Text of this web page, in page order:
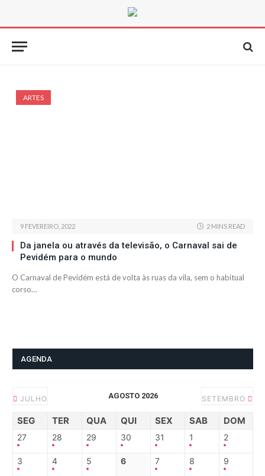
ARTES
9 FEVEREIRO, 2022 2 MINS READ
Da janela ou através da televisão, o Carnaval sai de
Pevidém para o mundo
O Carnaval de Pevidém está de volta às ruas da vila, sem o habitual
corso…
AGENDA
JULHO AGOSTO 2026 SETEMBRO
SEG TER QUA QUI SEX SAB DOM
27 28 29 30 31 1 2
3 4 5 6 7 8 9